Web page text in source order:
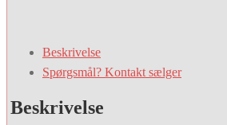
Beskrivelse
Spørgsmål? Kontakt sælger
Beskrivelse